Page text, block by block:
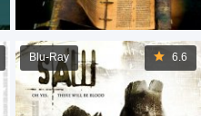
6.6
Blu-Ray